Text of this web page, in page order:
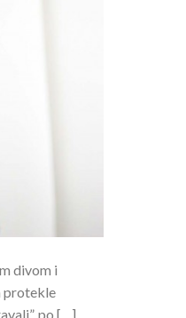
divom i
protekle
po […]